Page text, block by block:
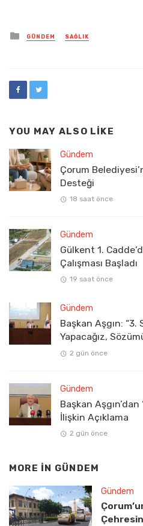
Posted
in
GÜNDEM SAĞLIK
YOU MAY ALSO LIKE
Gündem
Çorum
Desteği
18 saat önce
Gündem
Gülkent 1.
Çalışması Başladı
19 saat önce
Gündem
Başkan Aşgın:
Yapacağız,
2 gün önce
Gündem
Başkan
İlişkin Açıklama
2 gün önce
MORE IN GÜNDEM
Gündem